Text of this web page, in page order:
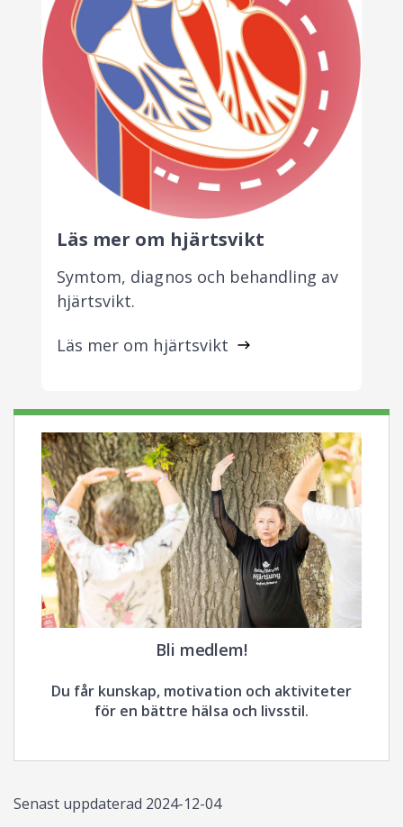
Läs mer om hjärtsvikt
Symtom, diagnos och behandling av
hjärtsvikt.
Läs mer om hjärtsvikt
Bli medlem!
Du får kunskap, motivation och aktiviteter
för en bättre hälsa och livsstil.
Senast uppdaterad 2024-12-04